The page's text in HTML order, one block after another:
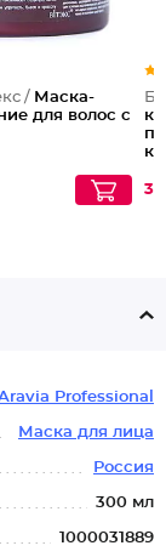
/ Маска-
для волос с
Professional
Маска для лица
Россия
300 мл
1000031889